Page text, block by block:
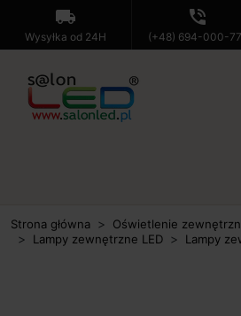
local_shipping
Wysyłka od 24H
phone_in_talk
(+48) 694-000-
Strona główna
Oświetlenie
Lampy zewnętrzne LED
Lampy